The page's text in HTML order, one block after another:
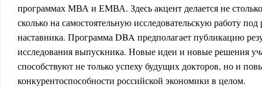
программах МВА и ЕМВА. Здесь акцент делается не
сколько на самостоятельную исследовательскую работу
наставника. Программа DBA предполагает публикацию
исследования выпускника. Новые идеи и новые решения
способствуют не только успеху будущих докторов, но и
конкурентоспособности российской экономики в целом.